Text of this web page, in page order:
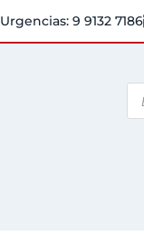
Urgencias: 9 9132 7186